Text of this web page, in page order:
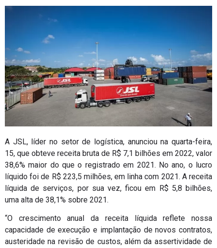
A JSL, líder no setor de logística, anunciou na quarta-feira,
15, que obteve receita bruta de R$ 7,1 bilhões em 2022, valor
38,6% maior do que o registrado em 2021. No ano, o lucro
líquido foi de R$ 223,5 milhões, em linha com 2021. A receita
líquida de serviços, por sua vez, ficou em R$ 5,8 bilhões,
uma alta de 38,1% sobre 2021.
“O crescimento anual da receita líquida reflete nossa
capacidade de execução e implantação de novos contratos,
austeridade na revisão de custos, além da assertividade de